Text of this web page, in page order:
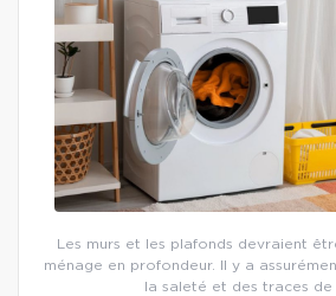
Les murs et les plafonds devraient
ménage en profondeur. Il y a
la saleté et des traces de